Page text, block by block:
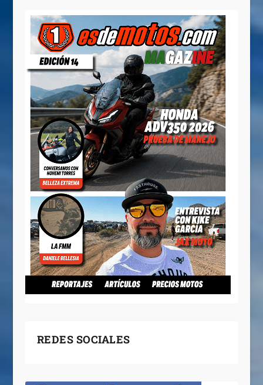
REDES SOCIALES